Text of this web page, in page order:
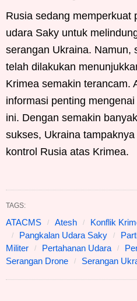
Rusia sedang memperkuat
udara Saky untuk
serangan Ukraina. Namun,
telah dilakukan
Krimea semakin terancam.
informasi penting
ini. Dengan semakin
sukses, Ukraina
kontrol Rusia atas Krimea.
TAGS:
ATACMS Atesh Konflik
Pangkalan Udara Saky
Militer
Pertahanan Udara
Serangan Drone
Serangan